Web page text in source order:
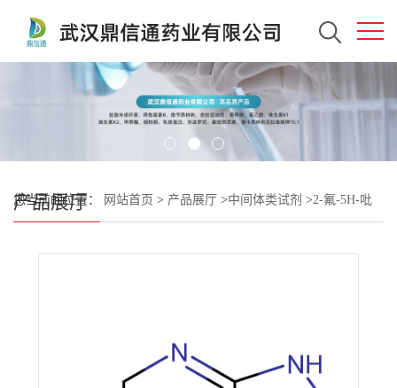
产品展厅
您当前的位置： 网站首页 > 产品展厅 >中间体类试剂 >2-氟-5H-吡